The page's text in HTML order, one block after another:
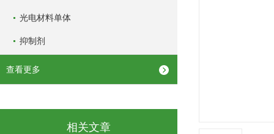
光电材料单体
抑制剂
查看更多
相关文章